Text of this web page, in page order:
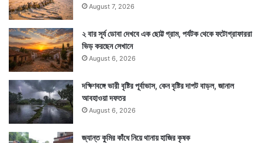
আরেকটা হল বারবেলা, কালবেলা ও কালরাত্রি। এই সময় যেকোনও
শুভকাজ নিষ্ফলই হয়ে থাকে। সুতরাং আনুমানিক সময় ধরে কাজ
August 7, 2026
২ বার সূর্য ডোবা দেখবে এক ছোট্ট গ্রাম, পর্যটক থেকে ফটোগ্রাফাররা
ভিড় করছেন সেখানে
August 6, 2026
দক্ষিণবঙ্গে ভারী বৃষ্টির পূর্বাভাস, কেন বৃষ্টির দাপট বাড়ল, জানাল
আবহাওয়া দফতর
August 6, 2026
জ্যান্ত কুমির কাঁধে নিয়ে থানায় হাজির কৃষক